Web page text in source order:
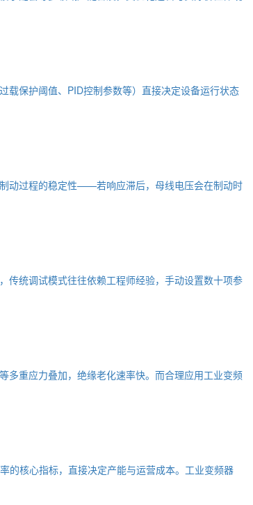
载保护阈值、PID控制参数等）直接决定设备运行状态
动过程的稳定性——若响应滞后，母线电压会在制动时
传统调试模式往往依赖工程师经验，手动设置数十项参
多重应力叠加，绝缘老化速率快。而合理应用工业变频
的核心指标，直接决定产能与运营成本。工业变频器